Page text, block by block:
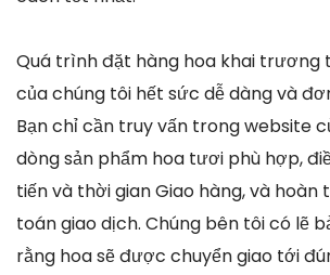
Quá trình đặt hàng hoa khai trương
của chúng tôi hết sức dễ dàng và
Bạn chỉ cần truy vấn trong website
dòng sản phẩm hoa tươi phù hợp,
tiến và thời gian Giao hàng, và hoàn
toán giao dịch. Chúng bên tôi có lẽ
rằng hoa sẽ được chuyển giao tới